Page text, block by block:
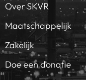
Over SKVR
Maatschappelijk
Zakelijk
Doe een donatie